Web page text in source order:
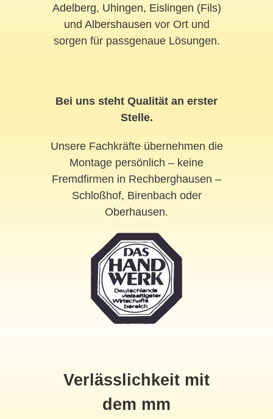
Adelberg, Uhingen, Eislingen (Fils)
und Albershausen vor Ort und
sorgen für passgenaue Lösungen.
Bei uns steht Qualität an erster
Stelle.
Unsere Fachkräfte übernehmen die
Montage persönlich – keine
Fremdfirmen in Rechberghausen –
Schloßhof, Birenbach oder
Oberhausen.
Verlässlichkeit mit
dem mm